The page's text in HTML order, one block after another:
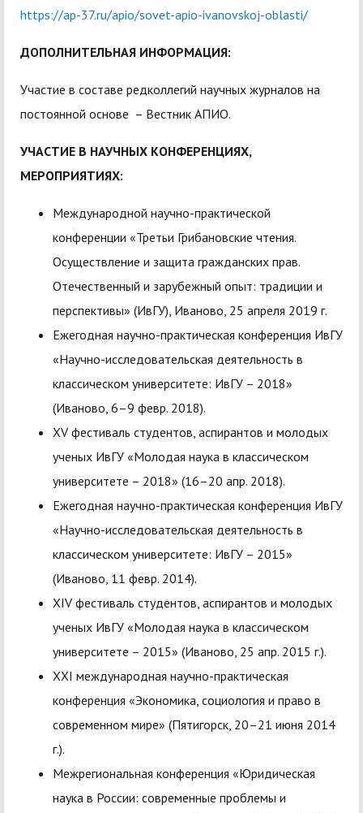
https://ap-37.ru/apio/sovet-apio-ivanovskoj-oblasti/
ДОПОЛНИТЕЛЬНАЯ ИНФОРМАЦИЯ:
Участие в составе редколлегий научных журналов на
постоянной основе – Вестник АПИО.
УЧАСТИЕ В НАУЧНЫХ КОНФЕРЕНЦИЯХ,
МЕРОПРИЯТИЯХ:
Международной научно-практической
конференции «Третьи Грибановские чтения.
Осуществление и защита гражданских прав.
Отечественный и зарубежный опыт: традиции и
перспективы» (ИвГУ), Иваново, 25 апреля 2019 г.
Ежегодная научно-практическая конференция ИвГУ
«Научно-исследовательская деятельность в
классическом университете: ИвГУ – 2018»
(Иваново, 6–9 февр. 2018).
XV фестиваль студентов, аспирантов и молодых
ученых ИвГУ «Молодая наука в классическом
университете – 2018» (16–20 апр. 2018).
Ежегодная научно-практическая конференция ИвГУ
«Научно-исследовательская деятельность в
классическом университете: ИвГУ – 2015»
(Иваново, 11 февр. 2014).
XIV фестиваль студентов, аспирантов и молодых
ученых ИвГУ «Молодая наука в классическом
университете – 2015» (Иваново, 25 апр. 2015 г.).
XXI международная научно-практическая
конференция «Экономика, социология и право в
современном мире» (Пятигорск, 20–21 июня 2014
г.).
Межрегиональная конференция «Юридическая
наука в России: современные проблемы и